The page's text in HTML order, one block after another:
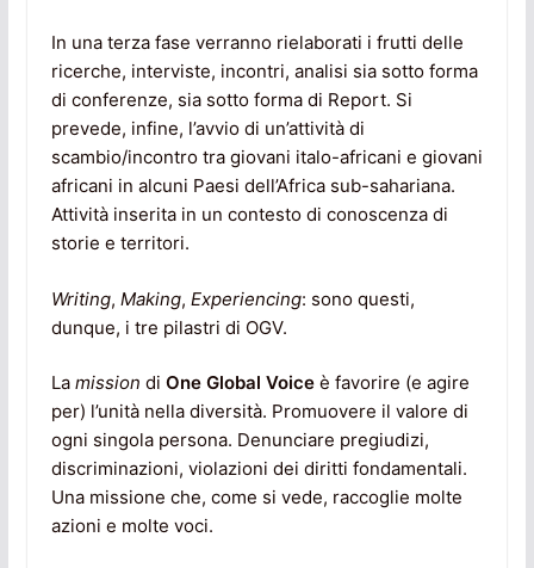
In una terza fase verranno rielaborati i frutti delle
ricerche, interviste, incontri, analisi sia sotto forma
di conferenze, sia sotto forma di Report. Si
prevede, infine, l’avvio di un’attività di
scambio/incontro tra giovani italo-africani e giovani
africani in alcuni Paesi dell’Africa sub-sahariana.
Attività inserita in un contesto di conoscenza di
storie e territori.
Writing, Making, Experiencing: sono questi,
dunque, i tre pilastri di OGV.
La mission di One Global Voiceè favorire (e agire
per) l’unità nella diversità. Promuovere il valore di
ogni singola persona. Denunciare pregiudizi,
discriminazioni, violazioni dei diritti fondamentali.
Una missione che, come si vede, raccoglie molte
azioni e molte voci.